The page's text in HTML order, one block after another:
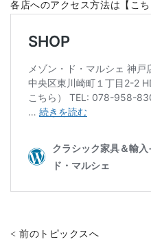
各店へのアクセス方法は【 こ
< 前のトピックスへ